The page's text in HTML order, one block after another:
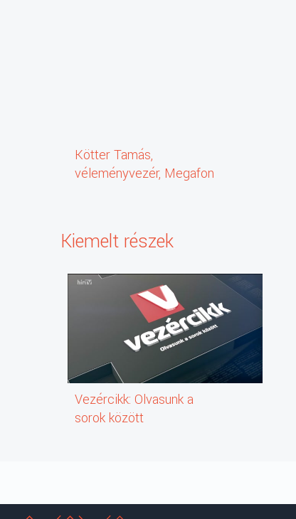
Kötter Tamás,
véleményvezér, Megafon
Kiemelt részek
Vezércikk: Olvasunk a
sorok között